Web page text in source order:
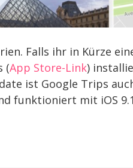
Falls ihr in Kürze
(App Store-Link)
ist Google Trips
funktioniert mit iOS